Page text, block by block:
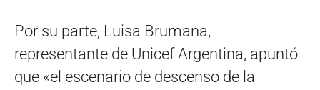
Por su parte, Luisa Brumana,
representante de Unicef Argentina, apuntó
que «el escenario de descenso de la